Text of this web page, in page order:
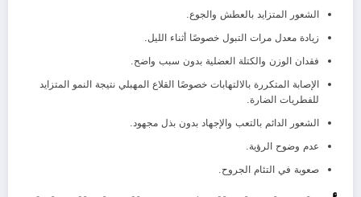
الشعور المتزايد بالعطش والجوع.
زيادة معدل مرات التبول خصوصًا أثناء الليل.
فقدان الوزن والكتلة العضلية بدون سبب واضح.
الإصابة المتكررة بالالتهابات خصوصًا القلاع المهبلي نتيجة النمو المتزايد
للفطريات الضارة.
الشعور الدائم بالتعب والإجهاد بدون بذل مجهود.
عدم وضوح الرؤية.
صعوبة في التئام الجروح.